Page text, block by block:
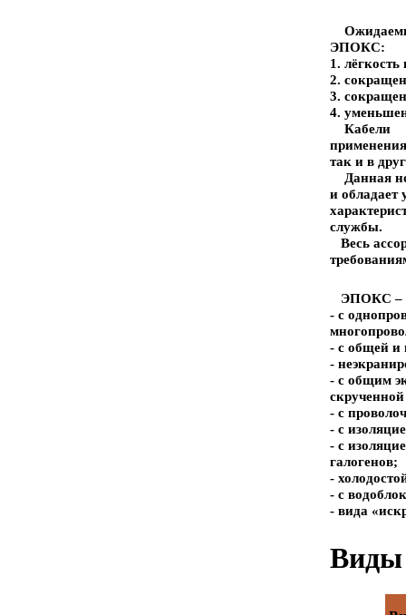
ЭПОКС:
1.
2.
3.
4.
Кабели
так и в
Данная
и
службы.
Весь
ЭПОКС –
- с
- с общей и
-
- с общим
- с
- с
- с
галогенов;
-
- с
- вида
Виды